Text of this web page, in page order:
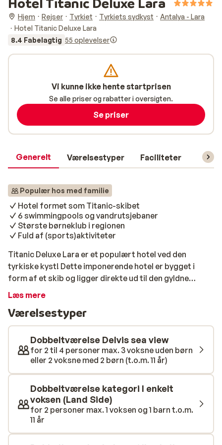
Hjem Rejser Tyrkiet Tyrkiets sydkyst
Antalya - Lara
Hotel Titanic Deluxe Lara
8.4 Fabelagtig 55 oplevelser
Generelt Værelsestyper Faciliteter
Populær hos med familie
Hotel formet som Titanic-skibet
6 swimmingpools og vandrutsjebaner
Største børneklub i regionen
Fuld af (sports)aktiviteter
Titanic Deluxe Lara er et populært hotel ved den
tyrkiske kyst! Dette imponerende hotel er bygget i
form af et skib og ligger direkte ud til den gyldne
sandstrand i Lara. Ved stranden findes en privat mole
ultimativ komfort. Antalya centrum ligger tæt på og er
nemt og hurtigt at komme til med en bybus, som
stopper i nærheden af hotellet. Tematikken er tydelig
allerede i hotellets navn og form: det berømte skib
Titanic. Værelserne er heldigvis meget mere rummelige
end kahytter på det ægte skib. De er indrettet i varme
farver og udstyret med alle nødvendige faciliteter til en
skøn ferie. Bag familiehotellet ligger en stor have med
6 swimmingpools. For de mindste er der et
børnebassin med et sjovt “piratskib” med rutsjebaner.
For de større børn og voksne er der også højere
Læs mere
Værelsestyper
Dobbeltværelse Delvis sea view
for 2 til 4 personer max. 3 voksne uden børn
eller 2 voksne med 2 børn (t.o.m. 11 år)
Dobbeltværelse kategori I enkelt
voksen (Land Side)
for 2 personer max. 1 voksen og 1 barn t.o.m.
11 år
Vi kunne ikke hente startprisen
Se alle priser og rabatter i oversigten.
Se priser